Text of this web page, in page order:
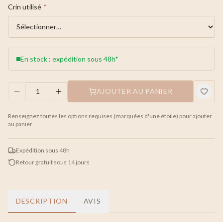
Crin utilisé *
En stock : expédition sous 48h*
AJOUTER AU PANIER
Renseignez toutes les options requises (marquées d'une étoile) pour ajouter
au panier
Expédition sous 48h
Retour gratuit sous 14 jours
DESCRIPTION AVIS